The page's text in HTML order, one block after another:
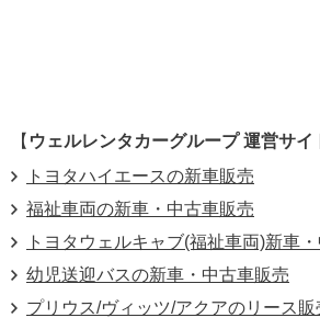
【 ウェルレンタカーグループ 運営サイ
トヨタハイエースの新車販売
福祉車両の新車・中古車販売
トヨタウェルキャブ(福祉車両)新車
幼児送迎バスの新車・中古車販売
プリウス/ヴィッツ/アクアのリース